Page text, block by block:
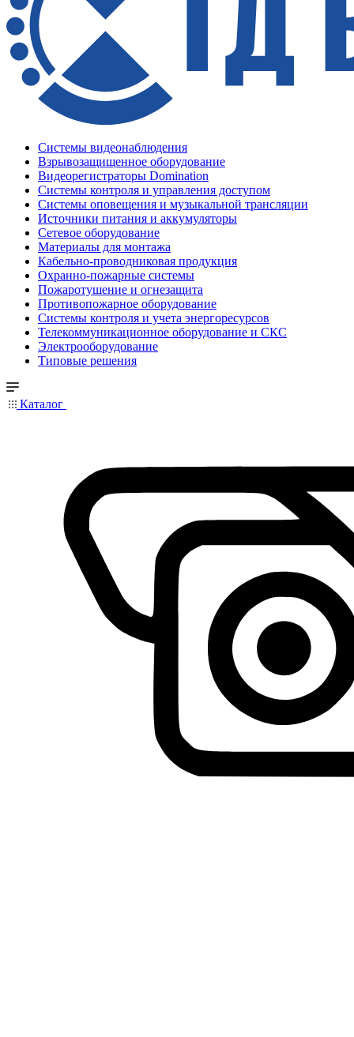
Системы видеонаблюдения
Взрывозащищенное оборудование
Видеорегистраторы Domination
Системы контроля и управления доступом
Системы оповещения и музыкальной трансляции
Источники питания и аккумуляторы
Сетевое оборудование
Материалы для монтажа
Кабельно-проводниковая продукция
Охранно-пожарные системы
Пожаротушение и огнезащита
Противопожарное оборудование
Системы контроля и учета энергоресурсов
Телекоммуникационное оборудование и СКС
Электрооборудование
Типовые решения
Каталог